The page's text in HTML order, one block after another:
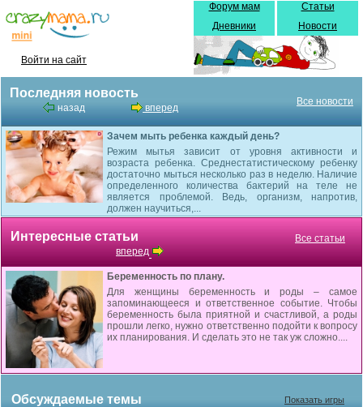
Войти на сайт
Форум мам
Дневники
Статьи
Новости
Последняя новость
назад вперед
Все новости
Зачем мыть ребенка каждый день?
Режим мытья зависит от уровня активности и
возраста ребенка. Среднестатистическому ребенку
достаточно мыться несколько раз в неделю. Наличие
определенного количества бактерий на теле не
является проблемой. Ведь, организм, напротив,
должен научиться,...
Интересные статьи
вперед
Все статьи
Беременность по плану.
Для женщины беременность и роды – самое
запоминающееся и ответственное событие. Чтобы
беременность была приятной и счастливой, а роды
прошли легко, нужно ответственно подойти к вопросу
их планирования. И сделать это не так уж сложно....
Обсуждаемые темы Показать игры